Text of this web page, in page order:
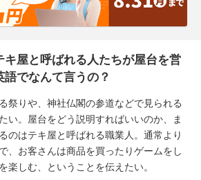
キ屋と呼ばれる人たちが屋台を営
でなんて言うの？
祭りや、神社仏閣の参道などで見られる
い。屋台をどう説明すればいいのか、ま
のはテキ屋と呼ばれる職業人。通常より
、お客さんは商品を買ったりゲームをし
楽しむ、ということを伝えたい。